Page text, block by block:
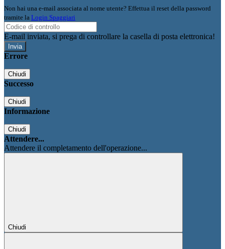
Non hai una e-mail associata al nome utente? Effettua il reset della password
tramite la Login Spaggiari
E-mail inviata, si prega di controllare la casella di posta elettronica!
Errore
Chiudi
Successo
Chiudi
Informazione
Chiudi
Attendere...
Attendere il completamento dell'operazione...
Chiudi